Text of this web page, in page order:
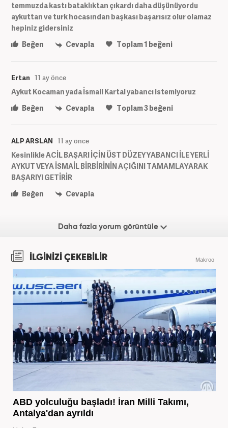
temmuzda kastı bataklıktan çıkardı daha düşünüyordu
aykuttan ve turk hocasından başkası başarısız olur olamaz
hepiniz gidersiniz
Beğen
Cevapla Toplam1 beğeni
Ertan 11 ay önce
Aykut Kocaman yada İsmail Kartal yabancı istemiyoruz
Beğen
Cevapla Toplam3beğeni
ALP ARSLAN 11 ay önce
Kesinlikle ACİL BAŞARI İÇİN ÜST DÜZEY YABANCI İLE YERLİ
AYKUT VEYA İSMAİL BİRBİRİNİN AÇIĞINI TAMAMLAYARAK
BAŞARIYI GETİRİR
Beğen
Cevapla
Daha fazla yorum görüntüle
İLGİNİZİ ÇEKEBİLİR Makroo
ABD yolculuğu başladı! İran Milli Takımı,
Antalya'dan ayrıldı